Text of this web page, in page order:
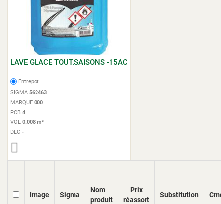
LAVE GLACE TOUT.SAISONS -15AC
Entrepot
SIGMA 562463
MARQUE 000
PCB 4
VOL 0.008 m³
DLC -
Image Sigma
Nom
produit
Prix
réassort
Substitution